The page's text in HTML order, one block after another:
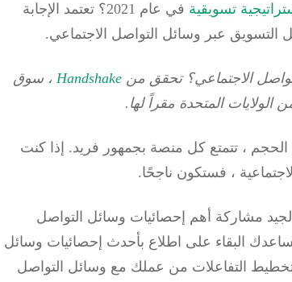
تسويقية في عام 2021؟
تعتمد الإجابة
التسويق عبر وسائل التواصل الاجتماعي.
الاجتماعي؟تحقق من Handshake ، سوق
الولايات المتحدة مقراً لها.
، تتمتع كل منصة بجمهور فريد. إذا كنت
، فستكون ناجحًا.
مشاركة أهم إحصائيات وسائل التواصل
التي يجب وضعها في الاعتبار لعام 2021. سيساعدك البقاء على اطلاع بأحدث إحصائيات وسائل
التفاعلات من عملك مع وسائل التواصل